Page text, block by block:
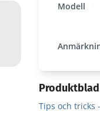
Modell
Produktblad
Tips och tricks